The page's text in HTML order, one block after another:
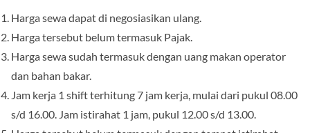
Harga sewa dapat di negosiasikan ulang.
Harga tersebut belum termasuk Pajak.
Harga sewa sudah termasuk dengan uang makan operator
dan bahan bakar.
Jam kerja 1 shift terhitung 7 jam kerja, mulai dari pukul 08.00
s/d 16.00. Jam istirahat 1 jam, pukul 12.00 s/d 13.00.